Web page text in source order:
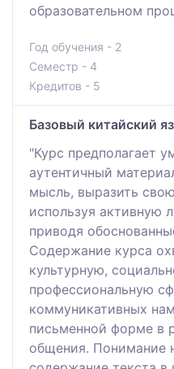
образовательном
Год обучения - 2
Семестр - 4
Кредитов - 5
Базовый китайский
"Курс предполагает
аутентичный
мысль, выразить
используя активную
приводя
Содержание курса
культурную,
профессиональную
коммуникативных
письменной форме в
общения. Понимание